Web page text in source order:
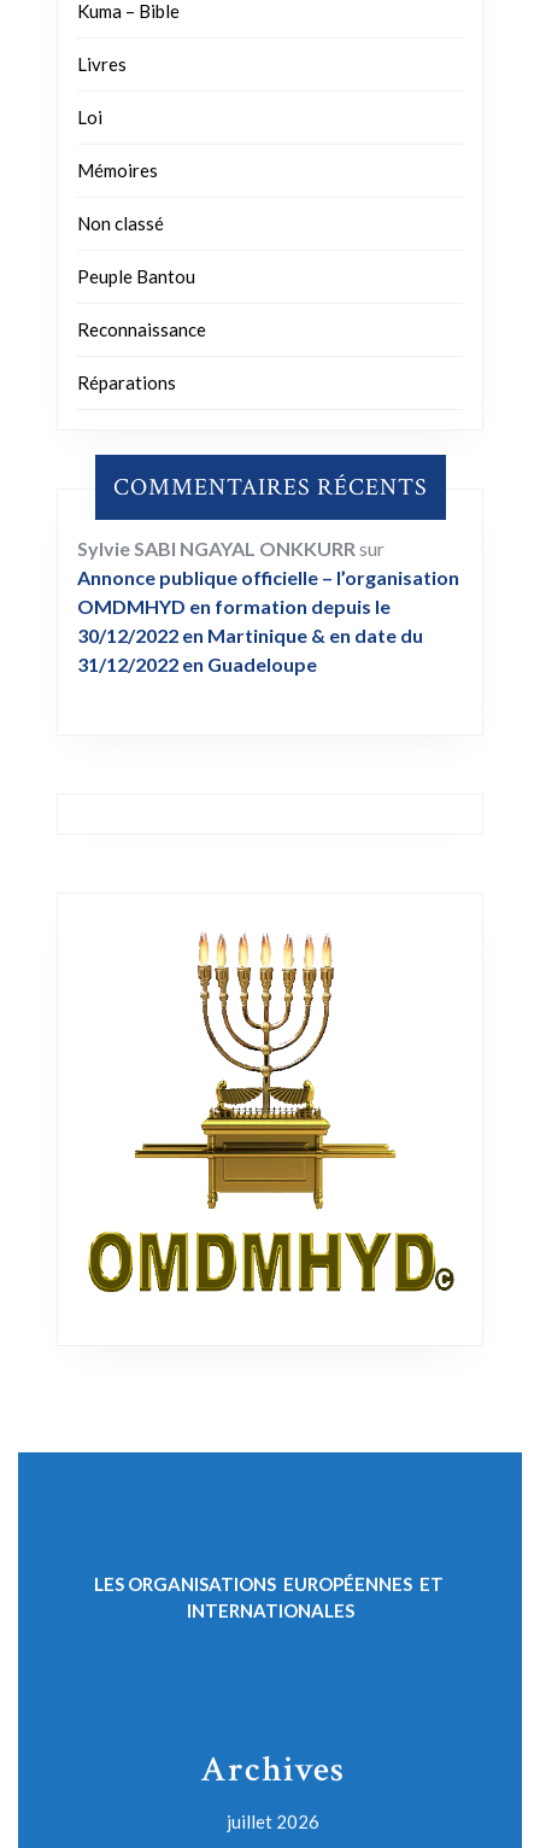
Kuma – Bible
Livres
Loi
Mémoires
Non classé
Peuple Bantou
Reconnaissance
Réparations
COMMENTAIRES RÉCENTS
Sylvie SABI NGAYAL ONKKURR sur
Annonce publique officielle – l’organisation
OMDMHYD en formation depuis le
30/12/2022 en Martinique & en date du
31/12/2022 en Guadeloupe
LES ORGANISATIONS EUROPÉENNES ET
INTERNATIONALES
Archives
juillet 2026